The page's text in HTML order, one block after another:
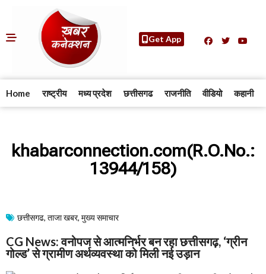
Get App
Home राष्ट्रीय मध्य प्रदेश छत्तीसगढ राजनीति वीडियो कहानी
khabarconnection.com(R.O.No.:
13944/158)
छत्तीसगढ, ताजा खबर, मुख्य समाचार​
CG News: वनोपज से आत्मनिर्भर बन रहा छत्तीसगढ़, ‘ग्रीन
गोल्ड’ से ग्रामीण अर्थव्यवस्था को मिली नई उड़ान